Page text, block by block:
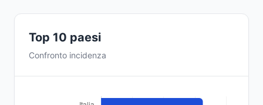
Top 10 paesi
Confronto incidenza